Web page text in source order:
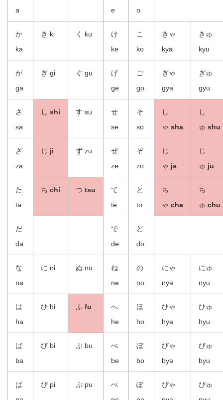
a
e
o
か
ka
き ki く ku
け
ke
こ
ko
きゃ
kya
きゅ
kyu
が
ga
ぎ gi ぐ gu
げ
ge
ご
go
ぎゃ
gya
ぎゅ
gyu
さ
sa
し shi す su
せ
se
そ
so
し
ゃ sha
し
ゅ shu
ざ
za
じ ji ず zu
ぜ
ze
ぞ
zo
じ
ゃ ja
じ
ゅ ju
た
ta
ち chi つ tsu
て
te
と
to
ち
ゃ cha
ち
ゅ chu
だ
da
で
de
ど
do
な
na
に ni ぬ nu
ね
ne
の
no
にゃ
nya
にゅ
nyu
は
ha
ひ hi ふ fu
へ
he
ほ
ho
ひゃ
hya
ひゅ
hyu
ば
ba
び bi ぶ bu
べ
be
ぼ
bo
びゃ
bya
びゅ
byu
ぱ
ぴ pi ぷ pu
ぺ
ぽ
ぴゃ
ぴゅ